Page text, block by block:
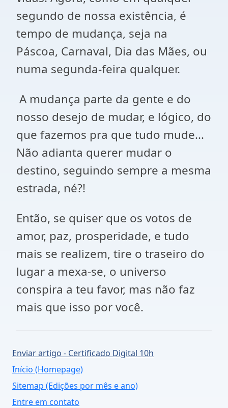
segundo de nossa existência, é
tempo de mudança, seja na
Páscoa, Carnaval, Dia das Mães, ou
numa segunda-feira qualquer.
A mudança parte da gente e do
nosso desejo de mudar, e lógico, do
que fazemos pra que tudo mude...
Não adianta querer mudar o
destino, seguindo sempre a mesma
estrada, né?!
Então, se quiser que os votos de
amor, paz, prosperidade, e tudo
mais se realizem, tire o traseiro do
lugar a mexa-se, o universo
conspira a teu favor, mas não faz
mais que isso por você.
Enviar artigo - Certificado Digital 10h
Início (Homepage)
Sitemap (Edições por mês e ano)
Entre em contato